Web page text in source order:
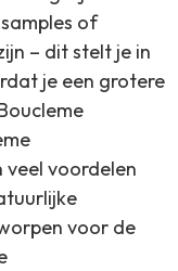
of
– dit stelt je in
je een grotere
voordelen
voor de